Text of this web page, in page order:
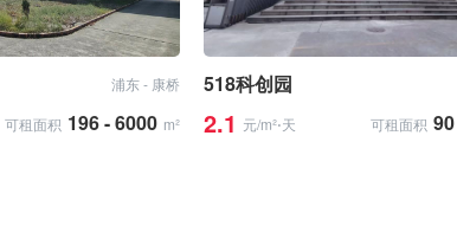
浦东 - 康桥
可租面积 196 - 6000 m²
518科创园
2.1 元/m²⋅天 可租面积